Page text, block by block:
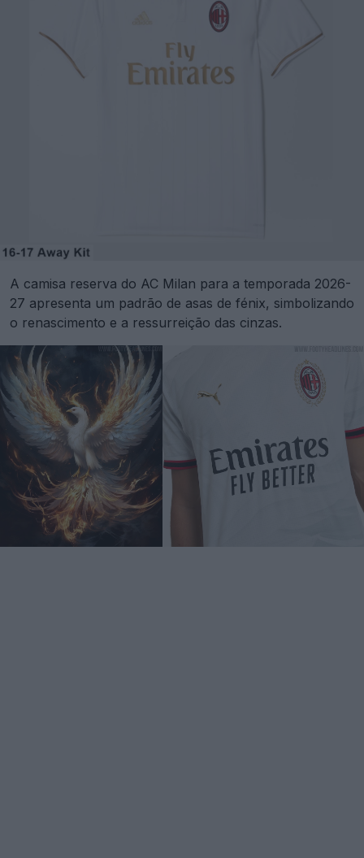
A camisa reserva do AC Milan para a temporada 2026-
27 apresenta um padrão de asas de fénix, simbolizando
o renascimento e a ressurreição das cinzas.